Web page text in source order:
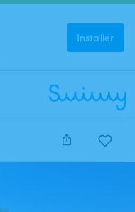
Installer